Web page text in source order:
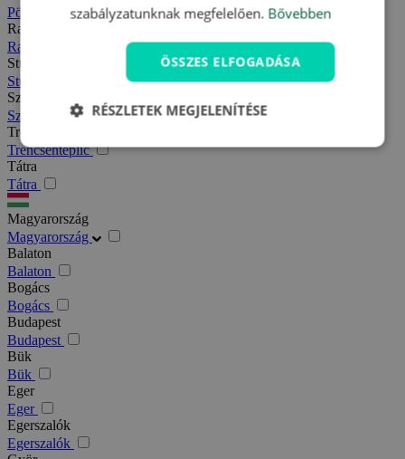
Pöstyén
Rajecfürdő
Rajecfürdő
Stubnyafürdő
Stubnyafürdő
Szlovák paradicsom
Szlovák paradicsom
Trencsénteplic
Trencsénteplic
Tátra
Tátra
Magyarország
Magyarország
Balaton
Balaton
Bogács
Bogács
Budapest
Budapest
Bük
Bük
Eger
Eger
Egerszalók
Egerszalók
szabályzatunknak megfelelően. Bővebben
ÖSSZES ELFOGADÁSA
RÉSZLETEK MEGJELENÍTÉSE